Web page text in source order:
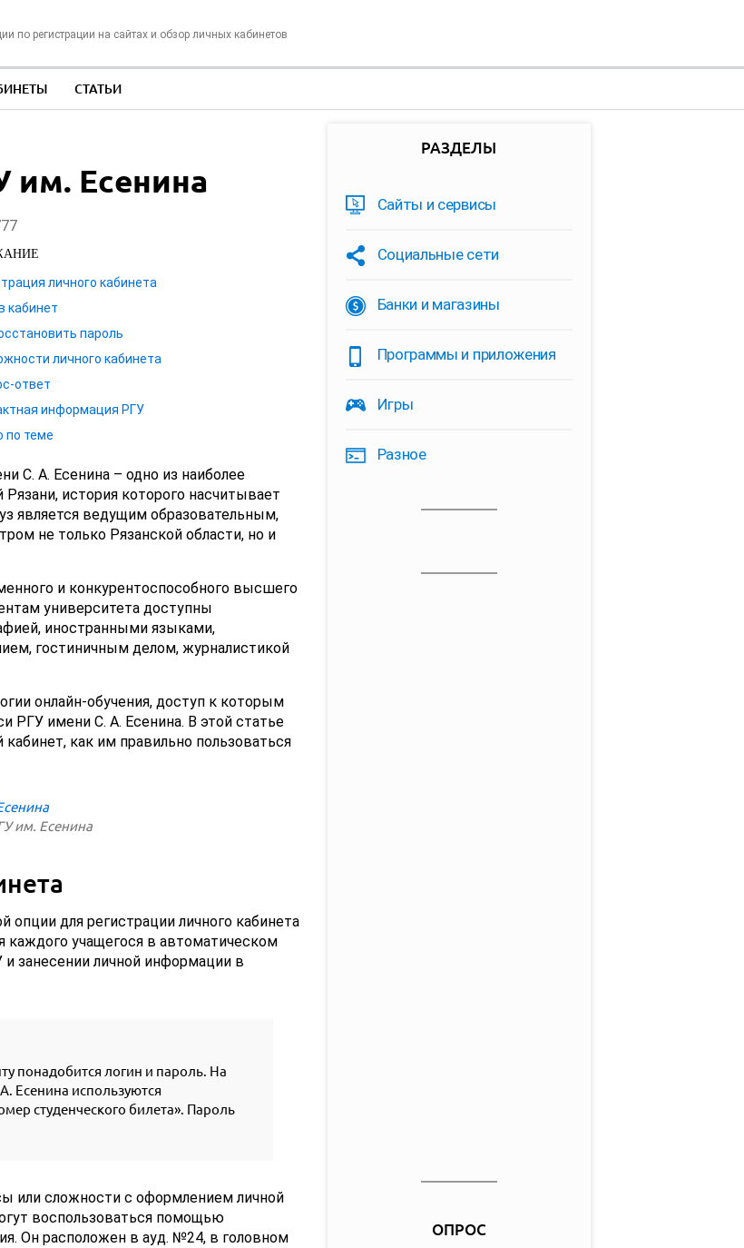
по регистрации на сайтах и обзор личных кабинетов
СТАТЬИ
им. Есенина
личного кабинета
кабинет
пароль
личного кабинета
ответ
информация РГУ
по теме
С. А. Есенина – одно из наиболее
история которого насчитывает
является ведущим образовательным,
не только Рязанской области, но и
и конкурентоспособного высшего
университета доступны
иностранными языками,
гостиничным делом, журналистикой
онлайн-обучения, доступ к которым
РГУ имени С. А. Есенина. В этой статье
как им правильно пользоваться
им. Есенина
опции для регистрации личного кабинета
каждого учащегося в автоматическом
занесении личной информации в
понадобится логин и пароль. На
Есенина используются
студенческого билета». Пароль
или сложности с оформлением личной
воспользоваться помощью
Он расположен в ауд. №24, в головном
РАЗДЕЛЫ
Сайты и сервисы
Социальные сети
Банки и магазины
Программы и приложения
Игры
Разное
ОПРОС